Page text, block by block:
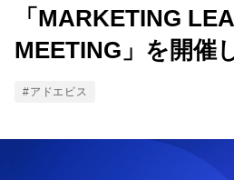
「MARKETING
MEETING」を開催
Tags
#アドエビス